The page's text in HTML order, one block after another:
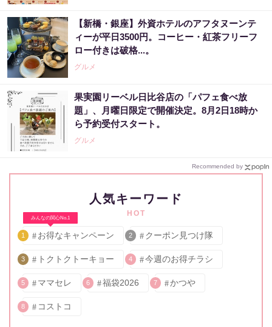
【新橋・銀座】外資ホテルのアフタヌーンテ
ィーが平日3500円。コーヒー・紅茶フリーフ
ロー付きは破格...。
グルメ
果実園リーベル日比谷店の「パフェ食べ放
題」、月曜日限定で開催決定。8月2日18時か
ら予約受付スタート。
グルメ
Recommended by
人気キーワード
HOT
みんなの関心No.1
1 お得なキャンペーン 2 クーポン見つけ隊
3 トクトクトーキョー 4 今週のお得チラシ
5 ママセレ 6 福袋2026 7 かつや
8 コストコ